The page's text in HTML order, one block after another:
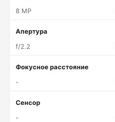
8 MP
Апертура
f/2.2
Фокусное расстояние
-
Сенсор
-